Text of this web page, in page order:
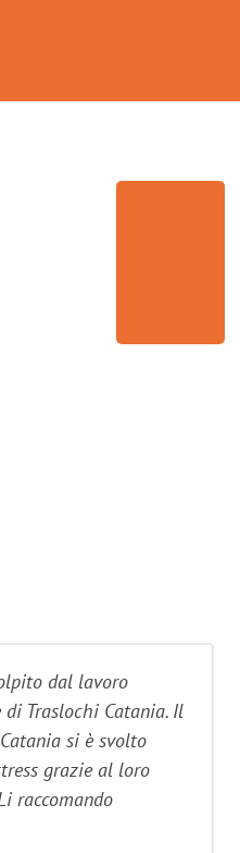
dal lavoro
Traslochi Catania. Il
si è svolto
grazie al loro
raccomando